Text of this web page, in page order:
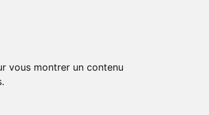
vous montrer un contenu